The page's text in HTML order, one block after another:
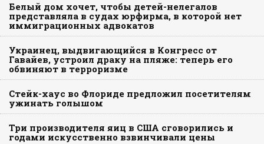
Белый дом хочет, чтобы детей-нелегалов
представляла в судах юрфирма, в которой нет
иммиграционных адвокатов
Украинец, выдвигающийся в Конгресс от
Гавайев, устроил драку на пляже: теперь его
обвиняют в терроризме
Стейк-хаус во Флориде предложил посетителям
ужинать голышом
Три производителя яиц в США сговорились и
годами искусственно взвинчивали цены